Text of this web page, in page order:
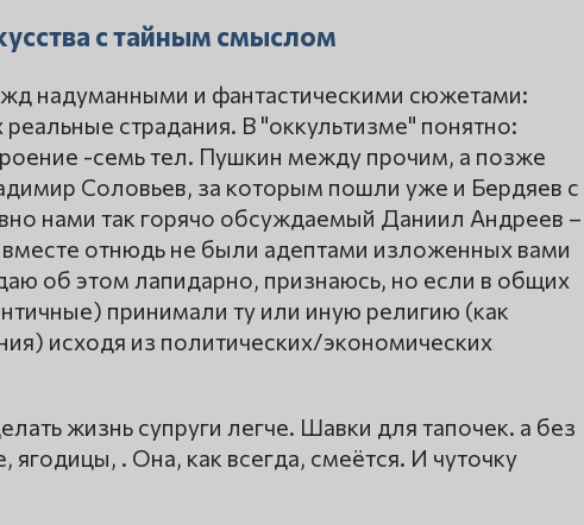
с тайным смыслом
надуманными и фантастическими сюжетами:
страдания. В "оккультизме" понятно:
-семь тел. Пушкин между прочим, а позже
Соловьев, за которым пошли уже и Бердяев с
нами так горячо обсуждаемый Даниил Андреев –
отнюдь не были адептами изложенных вами
об этом лапидарно, признаюсь, но если в общих
принимали ту или иную религию (как
исходя из политических/экономических
жизнь супруги легче. Шавки для тапочек. а без
ягодицы, . Она, как всегда, смеётся. И чуточку